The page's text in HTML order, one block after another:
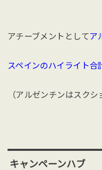
アチーブメントとしてア
スペインのハイライト合
（アルゼンチンはスクシ
キャンペーンハブ